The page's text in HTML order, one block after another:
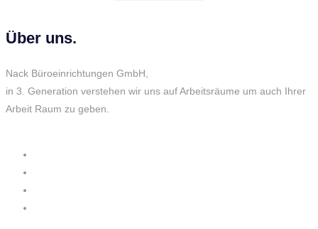
Über uns.
Nack Büroeinrichtungen GmbH,
in 3. Generation verstehen wir uns auf Arbeitsräume um auch Ihrer
Arbeit Raum zu geben.